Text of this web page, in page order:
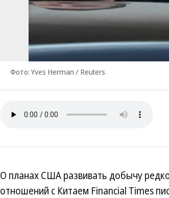
Фото: Yves Herman / Reuters
О планах США развивать добычу
отношений с Китаем Financial Times